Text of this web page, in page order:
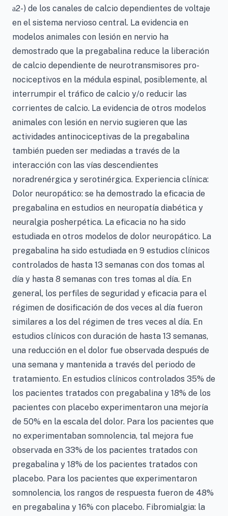
a2-) de los canales de calcio dependientes de voltaje
en el sistema nervioso central. La evidencia en
modelos animales con lesión en nervio ha
demostrado que la pregabalina reduce la liberación
de calcio dependiente de neurotransmisores pro-
nociceptivos en la médula espinal, posiblemente, al
interrumpir el tráfico de calcio y/o reducir las
corrientes de calcio. La evidencia de otros modelos
animales con lesión en nervio sugieren que las
actividades antinociceptivas de la pregabalina
también pueden ser mediadas a través de la
interacción con las vías descendientes
noradrenérgica y serotinérgica. Experiencia clínica:
Dolor neuropático: se ha demostrado la eficacia de
pregabalina en estudios en neuropatía diabética y
neuralgia posherpética. La eficacia no ha sido
estudiada en otros modelos de dolor neuropático. La
pregabalina ha sido estudiada en 9 estudios clínicos
controlados de hasta 13 semanas con dos tomas al
día y hasta 8 semanas con tres tomas al día. En
general, los perfiles de seguridad y eficacia para el
régimen de dosificación de dos veces al día fueron
similares a los del régimen de tres veces al día. En
estudios clínicos con duración de hasta 13 semanas,
una reducción en el dolor fue observada después de
una semana y mantenida a través del periodo de
tratamiento. En estudios clínicos controlados 35% de
los pacientes tratados con pregabalina y 18% de los
pacientes con placebo experimentaron una mejoría
de 50% en la escala del dolor. Para los pacientes que
no experimentaban somnolencia, tal mejora fue
observada en 33% de los pacientes tratados con
pregabalina y 18% de los pacientes tratados con
placebo. Para los pacientes que experimentaron
somnolencia, los rangos de respuesta fueron de 48%
en pregabalina y 16% con placebo. Fibromialgia: la